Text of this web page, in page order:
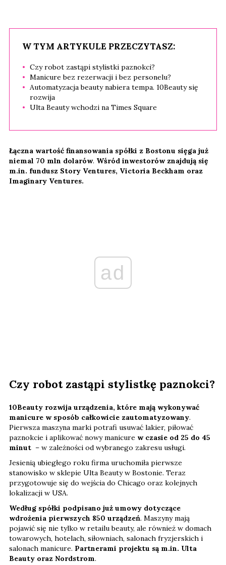
W TYM ARTYKULE PRZECZYTASZ:
Czy robot zastąpi stylistki paznokci?
Manicure bez rezerwacji i bez personelu?
Automatyzacja beauty nabiera tempa. 10Beauty się
rozwija
Ulta Beauty wchodzi na Times Square
Łączna wartość finansowania spółki z Bostonu sięga już
niemal 70 mln dolarów. Wśród inwestorów znajdują się
m.in. fundusz Story Ventures, Victoria Beckham oraz
Imaginary Ventures.
ad
Czy robot zastąpi stylistkę paznokci?
10Beauty rozwija urządzenia, które mają wykonywać
manicure w sposób całkowicie zautomatyzowany.
Pierwsza maszyna marki potrafi usuwać lakier, piłować
paznokcie i aplikować nowy manicure w czasie od 25 do 45
minut – w zależności od wybranego zakresu usługi.
Jesienią ubiegłego roku firma uruchomiła pierwsze
stanowisko w sklepie Ulta Beauty w Bostonie. Teraz
przygotowuje się do wejścia do Chicago oraz kolejnych
lokalizacji w USA.
Według spółki podpisano już umowy dotyczące
wdrożenia pierwszych 850 urządzeń. Maszyny mają
pojawić się nie tylko w retailu beauty, ale również w domach
towarowych, hotelach, siłowniach, salonach fryzjerskich i
salonach manicure. Partnerami projektu są m.in. Ulta
Beauty oraz Nordstrom.